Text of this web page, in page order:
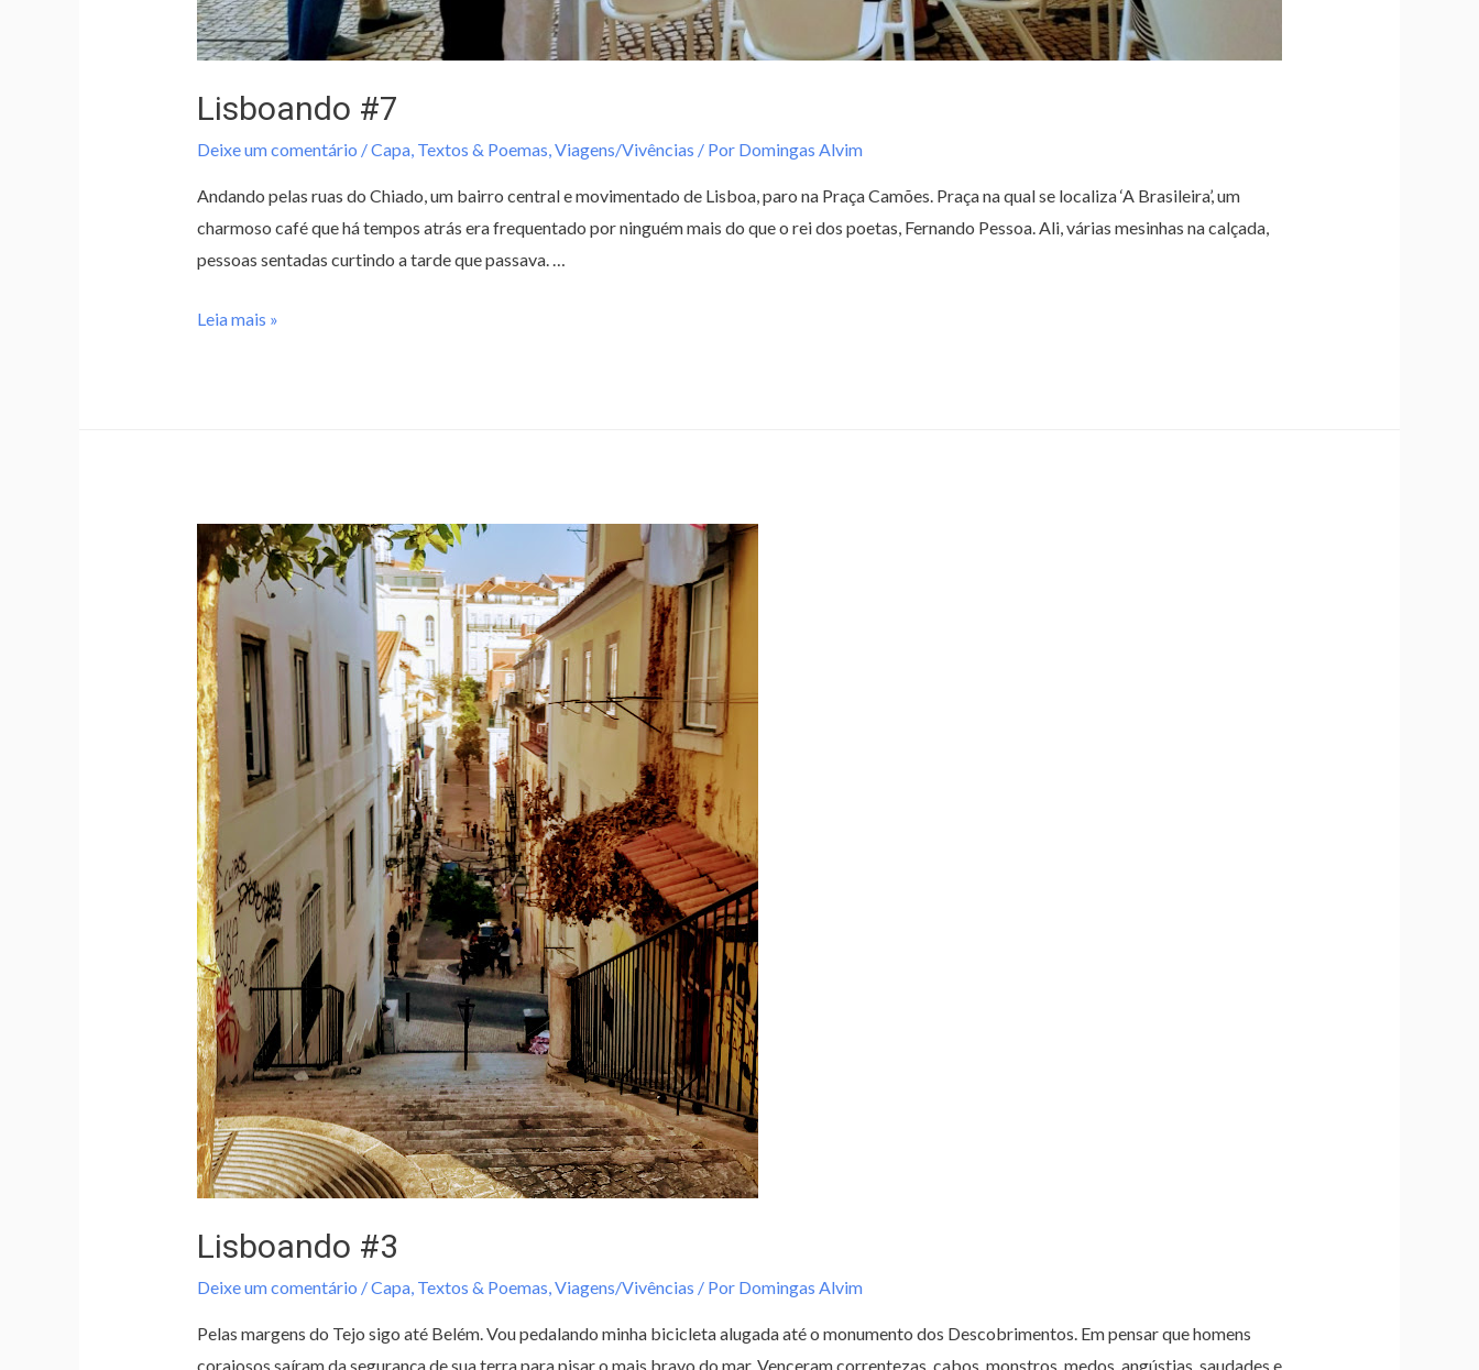
Lisboando #7
Deixe um comentário /Capa, Textos & Poemas Viagens/Vivências / Por Domingas Alvim
Andando pelas ruas do Chiado, um bairro central e movimentado de Lisboa, paro na Praça Camões. Praça na qual se localiza ‘A Brasileira’, um
charmoso café que há tempos atrás era frequentado por ninguém mais do que o rei dos poetas, Fernando Pessoa. Ali, várias mesinhas na calçada,
pessoas sentadas curtindo a tarde que passava. …
Leia mais »
Lisboando #3
Deixe um comentário /Capa, Textos & Poemas,Viagens/Vivências / Por Domingas Alvim
Pelas margens do Tejo sigo até Belém. Vou pedalando minha bicicleta alugada até o monumento dos Descobrimentos. Em pensar que homens
corajosos saíram da segurança de sua terra para pisar o mais bravo do mar. Venceram correntezas, cabos, monstros, medos, angústias, saudades e